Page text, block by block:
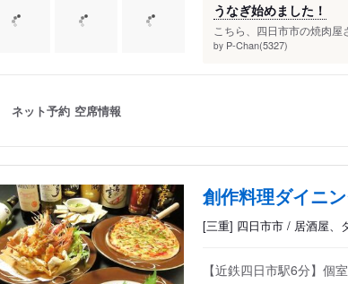
うなぎ始めました！
こちら、四日市市の焼肉
by P-Chan(5327)
ネット予約 空席情報
創作料理ダイニ
[三重] 四日市市 / 居酒屋、
【近鉄四日市駅6分】個